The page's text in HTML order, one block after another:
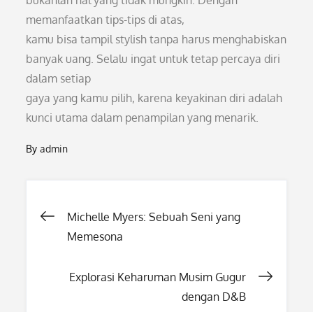
memanfaatkan tips-tips di atas,
kamu bisa tampil stylish tanpa harus menghabiskan
banyak uang. Selalu ingat untuk tetap percaya diri
dalam setiap
gaya yang kamu pilih, karena keyakinan diri adalah
kunci utama dalam penampilan yang menarik.
Byadmin
Post
Michelle Myers: Sebuah Seni yang
Memesona
Explorasi Keharuman Musim Gugur
dengan D&B